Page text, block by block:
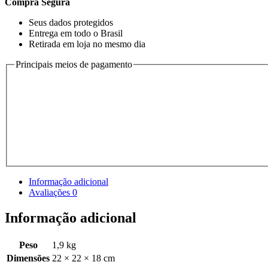
Compra Segura
Seus dados protegidos
Entrega em todo o Brasil
Retirada em loja no mesmo dia
Principais meios de pagamento
Informação adicional
Avaliações 0
Informação adicional
Peso
1,9 kg
Dimensões 22 × 22 × 18 cm